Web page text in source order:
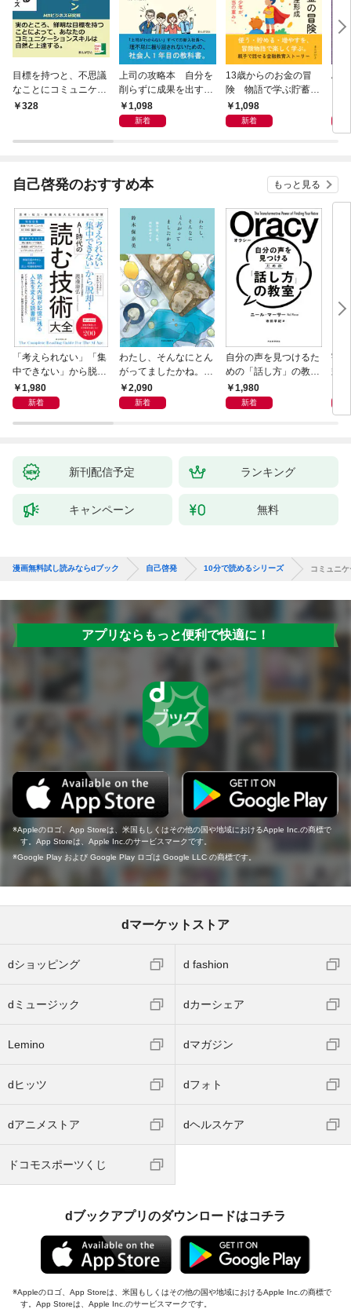
目標を持つと、不思議
なことにコミュニケー
ション能力が爆発的に
328
上司の攻略本 自分を
削らずに成果を出す方
法1,098
新着
13歳からのお金の冒
険 物語で学ぶ貯蓄と
資産形成
1,098
新着
Al
自己啓発のおすすめ本 もっと見る
「考えられない」「集
中できない」から脱
却！ AI時代の読む技
術大全
1,980
新着
わたし、そんなにとん
がってましたかね。
獅子座、Ａ型、丙午は
めぐる
2,090
新着
自分の声を見つけるた
めの「話し方」の教
室 Ｏｒａｃｙ（オラ
シー）
1,980
新着
宇
式
新刊配信予定 ランキング
キャンペーン 無料
漫画無料試し読みならdブック 自己啓発 10分で読めるシリーズ コミュニ
アプリならもっと便利で快適に！
Appleのロゴ、App Storeは、米国もしくはその他の国や地域におけるApple Inc.の商標で
す。App Storeは、Apple Inc.のサービスマークです。
Google Play および Google Play ロゴは Google LLC の商標です。
dマーケットストア
dショッピング d fashion
dミュージック dカーシェア
Lemino dマガジン
dヒッツ dフォト
dアニメストア dヘルスケア
ドコモスポーツくじ
dブックアプリのダウンロードはコチラ
Appleのロゴ、App Storeは、米国もしくはその他の国や地域におけるApple Inc.の商標で
す。App Storeは、Apple Inc.のサービスマークです。